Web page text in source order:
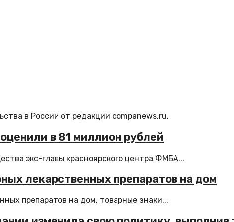
в России от редакции companews.ru.
в 81 миллион рублей
экс-главы красноярского центра ФМБА...
лекарственных препаратов на дом
препаратов на дом, товарные знаки...